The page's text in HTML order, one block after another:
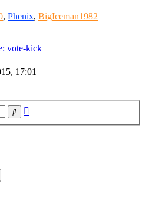
, Phenix, BigIceman1982
vote-kick
17:01
Suche